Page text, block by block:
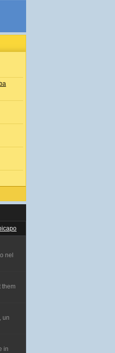
nel
them
un
in